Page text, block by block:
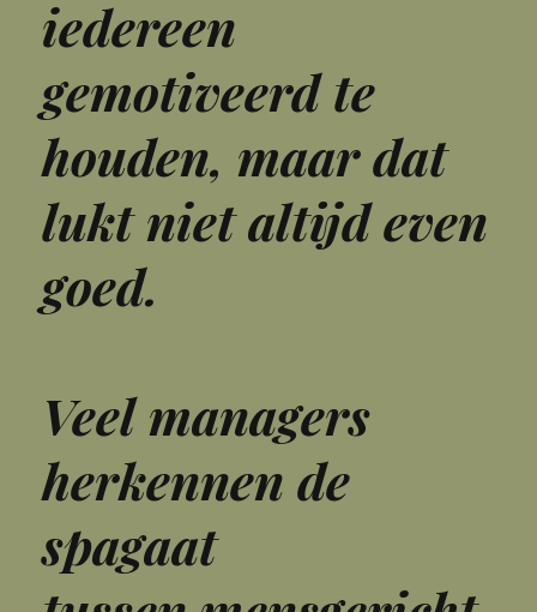
iedereen
gemotiveerd te
houden, maar dat
lukt niet altijd even
goed.
Veel managers
herkennen de
spagaat